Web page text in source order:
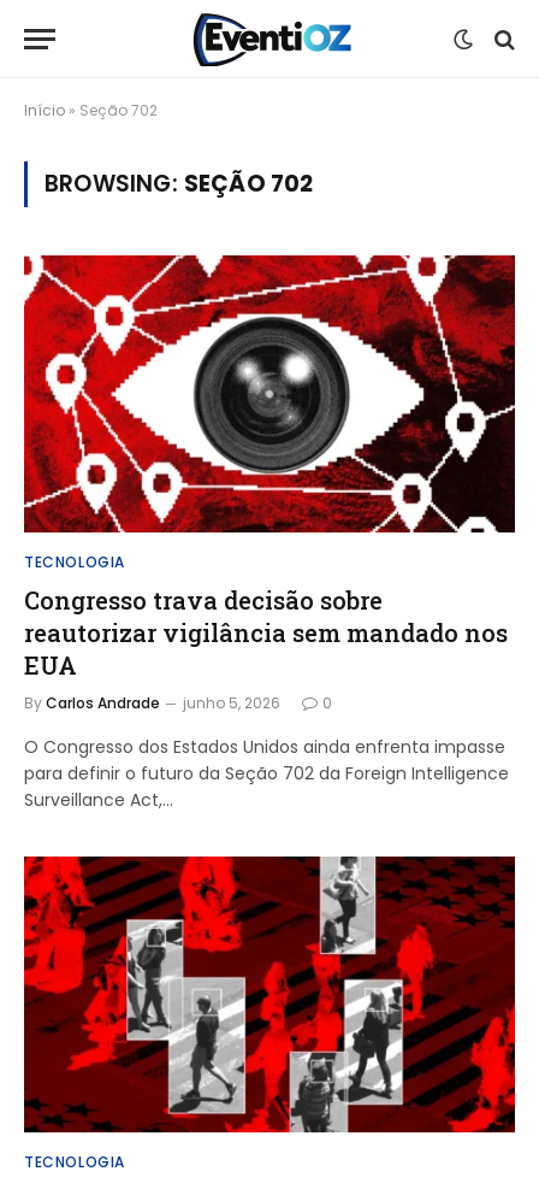
Início » Seção 702
BROWSING: SEÇÃO 702
TECNOLOGIA
Congresso trava decisão sobre
reautorizar vigilância sem mandado nos
EUA
ByCarlos Andrade junho 5, 2026 0
O Congresso dos Estados Unidos ainda enfrenta impasse
para definir o futuro da Seção 702 da Foreign Intelligence
Surveillance Act,…
TECNOLOGIA